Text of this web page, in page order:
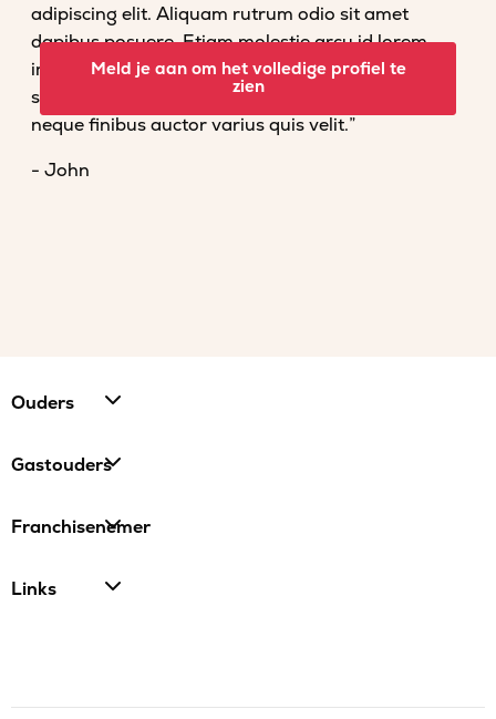
adipiscing elit. Aliquam rutrum odio sit amet
dapibus posuere. Etiam molestie arcu id lorem
imperdiet convallis. Fusce venenatis nisl nec dolor
scelerisque tempor. Vestibulum et magna vel
neque finibus auctor varius quis velit.”
- John
Meld je aan om het volledige profiel te
zien
Ouders
Gastouders
Franchisenemer
Links